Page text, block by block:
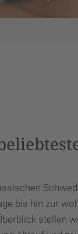
bis hin zur
stellen